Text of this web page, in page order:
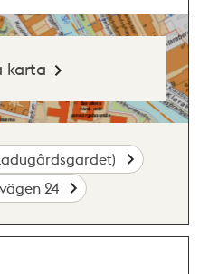
karta
24